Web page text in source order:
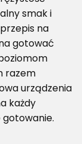
smak i
na
gotować
razem
urządzenia
każdy